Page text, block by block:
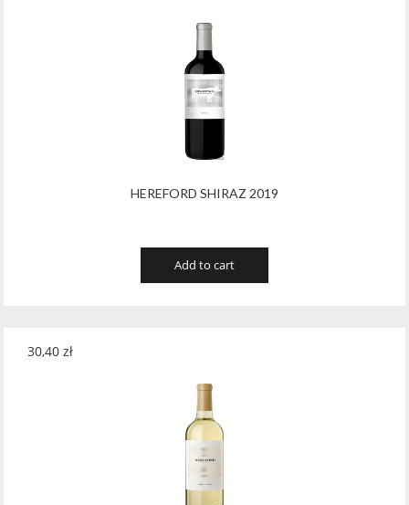
HEREFORD SHIRAZ 2019
Add to cart
30,40 zł